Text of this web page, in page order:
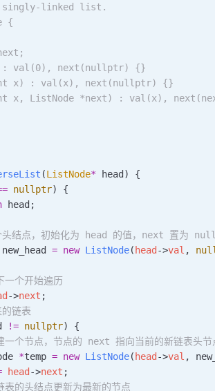
linked list.
{
val(0), next(nullptr) {}
x) : val(x), next(nullptr) {}
x, ListNode *next) : val(x),
(ListNode* head) {
nullptr) {
head;
结点，初始化为 head 的值，next 置为 null
new_head = new ListNode(head->val ,
个开始遍历
->next ;
链表
!= nullptr) {
个节点，节点的 next 指向当前的新链表头节
*temp = new ListNode(head->val ,
head->next ;
的头结点更新为最新的节点